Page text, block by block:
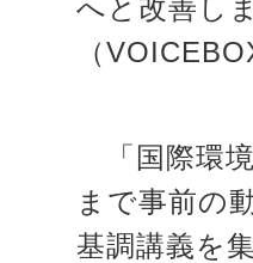
へと改善し
（
「国際環
まで事前の
基調講義を